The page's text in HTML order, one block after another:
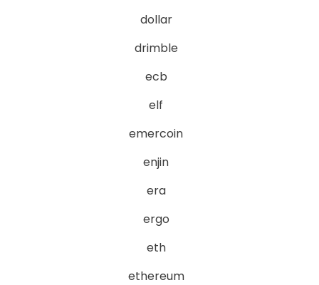
dollar
drimble
ecb
elf
emercoin
enjin
era
ergo
eth
ethereum